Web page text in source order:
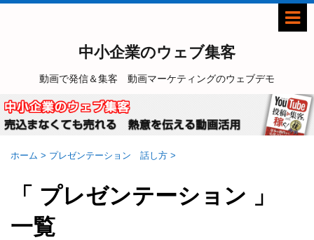
中小企業のウェブ集客
動画で発信＆集客 動画マーケティングのウェブデモ
ホーム > プレゼンテーション 話し方 >
「 プレゼンテーション 」
一覧